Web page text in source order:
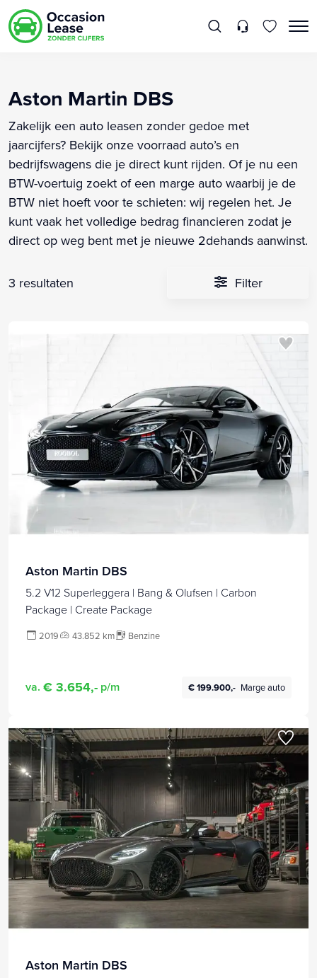
Aston Martin DBS
Zakelijk een auto leasen zonder gedoe met
jaarcijfers? Bekijk onze voorraad auto’s en
bedrijfswagens die je direct kunt rijden. Of je nu een
BTW-voertuig zoekt of een marge auto waarbij je de
BTW niet hoeft voor te schieten: wij regelen het. Je
kunt vaak het volledige bedrag financieren zodat je
direct op weg bent met je nieuwe 2dehands aanwinst.
3 resultaten Filter
Aston Martin DBS
5.2 V12 Superleggera | Bang & Olufsen | Carbon
Package | Create Package
2019 43.852 km Benzine
va. € 3.654,- p/m € 199.900,- Marge auto
Aston Martin DBS